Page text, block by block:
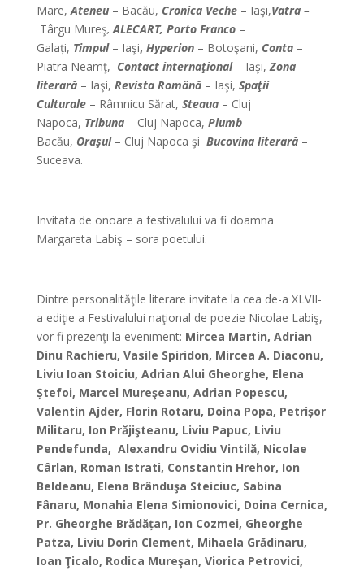
Mare,Ateneu – Bacău, Cronica Veche– Iaşi,Vatra –
Târgu Mureş, ALECART, Porto Franco–
Galați, Timpul– Iaşi, Hyperion– Botoşani, Conta–
Piatra Neamţ, Contact internaţional– Iaşi,Zona
literară– Iaşi, Revista Română– Iaşi, Spaţii
Culturale– Râmnicu Sărat, Steaua– Cluj
Napoca, Tribuna– Cluj Napoca, Plumb –
Bacău, Oraşul – Cluj Napoca şi Bucovina literară–
Suceava.
Invitata de onoare a festivalului va fi doamna
Margareta Labiş – sora poetului.
Dintre personalităţile literare invitate la cea de-a XLVII-
a ediţie a Festivalului naţional de poezie Nicolae Labiş,
vor fi prezenţi la eveniment: Mircea Martin, Adrian
Dinu Rachieru, Vasile Spiridon, Mircea A. Diaconu,
Liviu Ioan Stoiciu, Adrian Alui Gheorghe, Elena
Ștefoi, Marcel Mureşeanu, Adrian Popescu,
Valentin Ajder, Florin Rotaru, Doina Popa, Petrișor
Militaru, Ion Prăjişteanu, Liviu Papuc, Liviu
Pendefunda, Alexandru Ovidiu Vintilă, Nicolae
Cârlan, Roman Istrati, Constantin Hrehor, Ion
Beldeanu, Elena Brânduşa Steiciuc, Sabina
Fânaru, Monahia Elena Simionovici, Doina Cernica,
Pr. Gheorghe Brădățan, Ion Cozmei, Gheorghe
Patza, Liviu Dorin Clement, Mihaela Grădinaru,
Ioan Ţicalo, Rodica Mureşan, Viorica Petrovici,